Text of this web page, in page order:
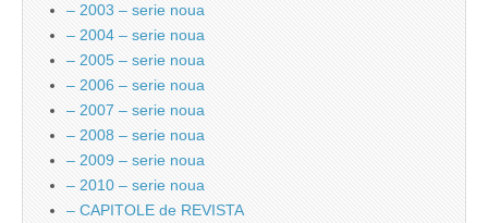
– 2003 – serie noua
– 2004 – serie noua
– 2005 – serie noua
– 2006 – serie noua
– 2007 – serie noua
– 2008 – serie noua
– 2009 – serie noua
– 2010 – serie noua
– CAPITOLE de REVISTA